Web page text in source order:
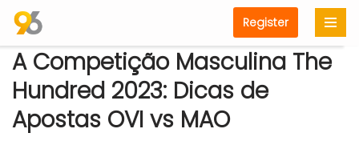
Skip
to
content
Register
A Competição Masculina The
Hundred 2023: Dicas de
Apostas OVI vs MAO